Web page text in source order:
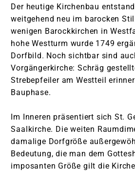
Pfarrkirche St. Peter und
Pfarrkirche St. Dionysius
Kirche St. Philippus und
Pfarrkirche St.
Kirche St. Hedwig Lotte
Kirche St. Franziskus
Auferstehungskapelle
Der heutige Kirchenbau
weitgehend neu im barocken
wenigen Barockkirchen in
hohe Westturm wurde 1749
Dorfbild. Noch sichtbar sind
Vorgängerkirche: Schräg
Strebepfeiler am Westteil
Bauphase.
Im Inneren präsentiert sich St.
Saalkirche. Die weiten
damalige Dorfgröße
Bedeutung, die man dem
imposanten Größe gilt die